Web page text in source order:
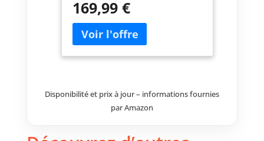
possibilité de créer un coin
multimédia impressionnant.
Cette armoire de télévision
dispose de quatre étagères avec
des plateaux en verre ainsi
169,99 €
Disponibilité et prix à jour – informations fournies
par Amazon